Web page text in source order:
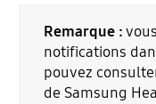
Remarque :
notifications
pouvez
de Samsung